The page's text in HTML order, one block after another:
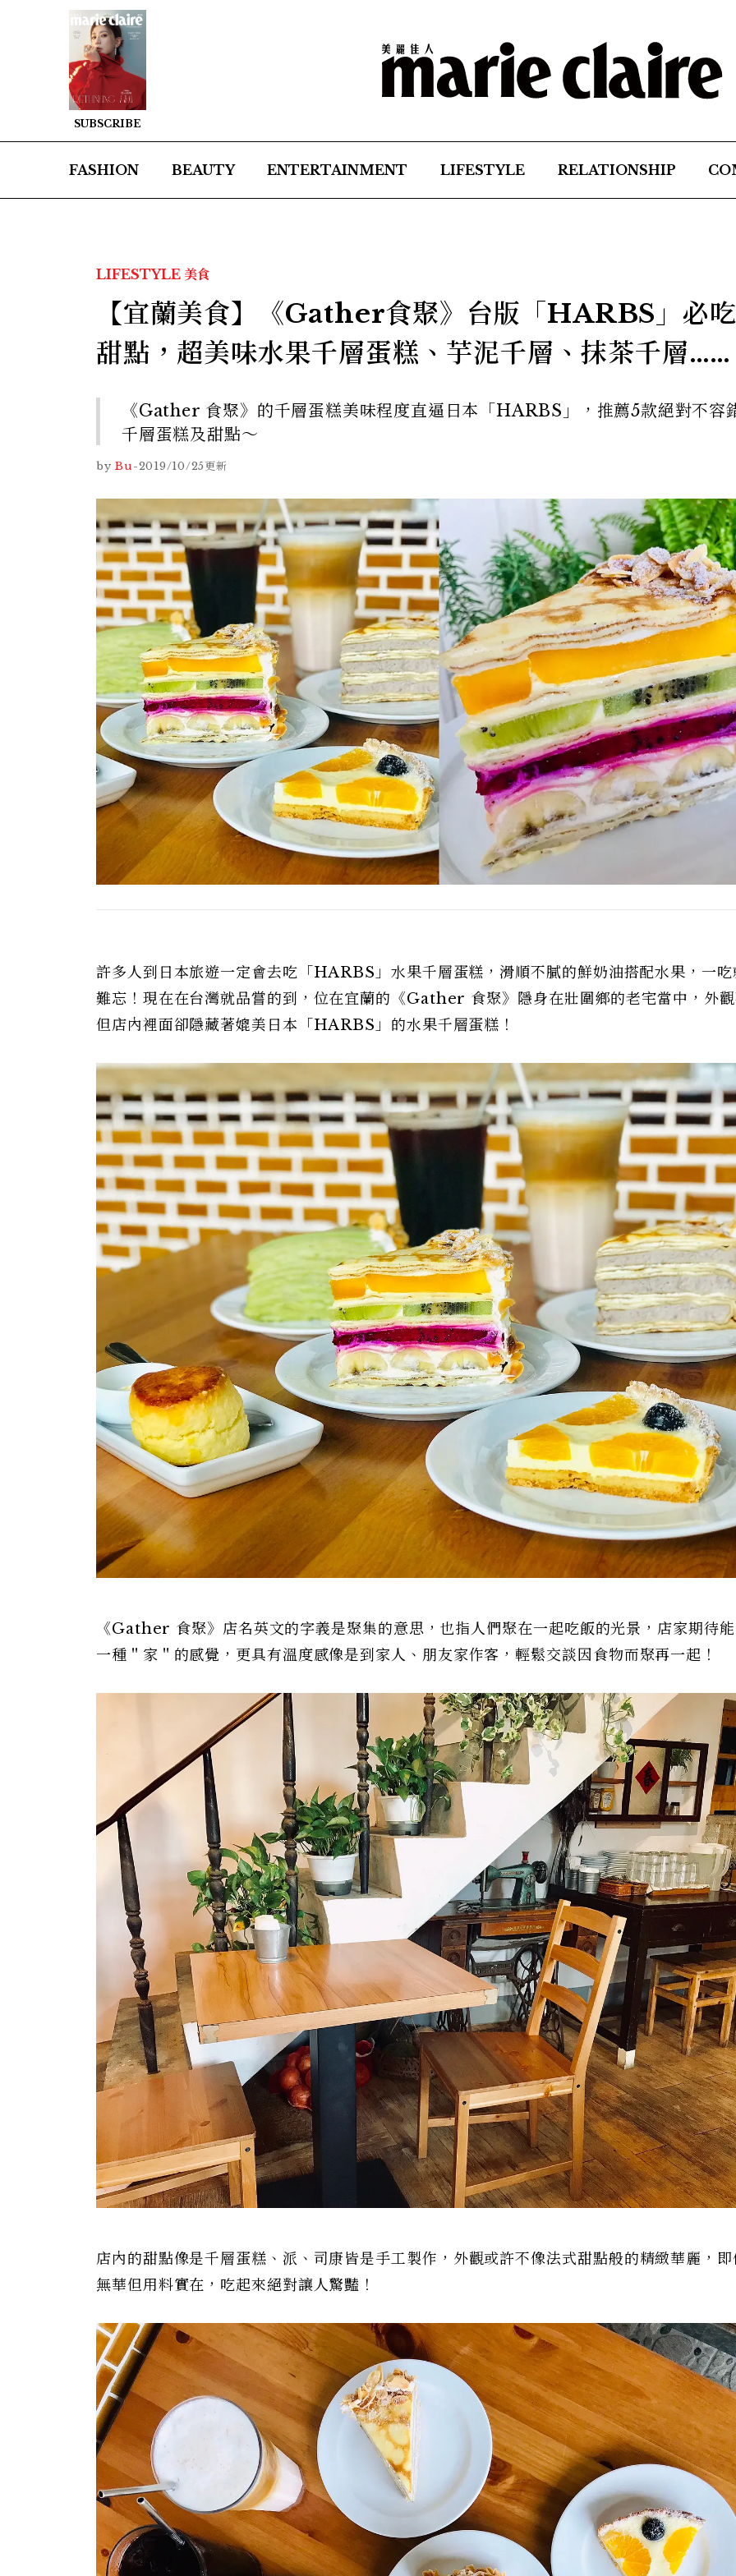
SUBSCRIBE
FASHION BEAUTY ENTERTAINMENT LIFESTYLE RELATIONSHIP
LIFESTYLE 美食
【宜蘭美食】《Gather食聚》台版「HARBS」必
甜點，超美味水果千層蛋糕、芋泥千層、抹茶千層……
《Gather 食聚》的千層蛋糕美味程度直逼日本「HARBS」，推薦5款絕對不容
千層蛋糕及甜點～
by Bu-2019/10/25更新
許多人到日本旅遊一定會去吃「HARBS」水果千層蛋糕，滑順不膩的鮮奶油搭配水果，一吃
難忘！現在在台灣就品嘗的到，位在宜蘭的《Gather 食聚》隱身在壯圍鄉的老宅當中，外
但店內裡面卻隱藏著媲美日本「HARBS」的水果千層蛋糕！
《Gather 食聚》店名英文的字義是聚集的意思，也指人們聚在一起吃飯的光景，店家期待
一種＂家＂的感覺，更具有溫度感像是到家人、朋友家作客，輕鬆交談因食物而聚再一起！
店內的甜點像是千層蛋糕、派、司康皆是手工製作，外觀或許不像法式甜點般的精緻華麗，
無華但用料實在，吃起來絕對讓人驚豔！